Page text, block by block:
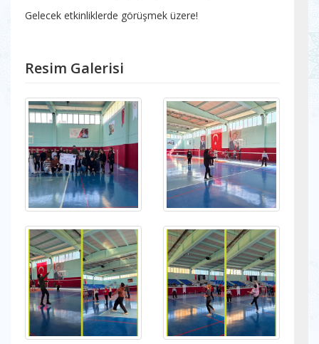
Gelecek etkinliklerde görüşmek üzere!
Resim Galerisi